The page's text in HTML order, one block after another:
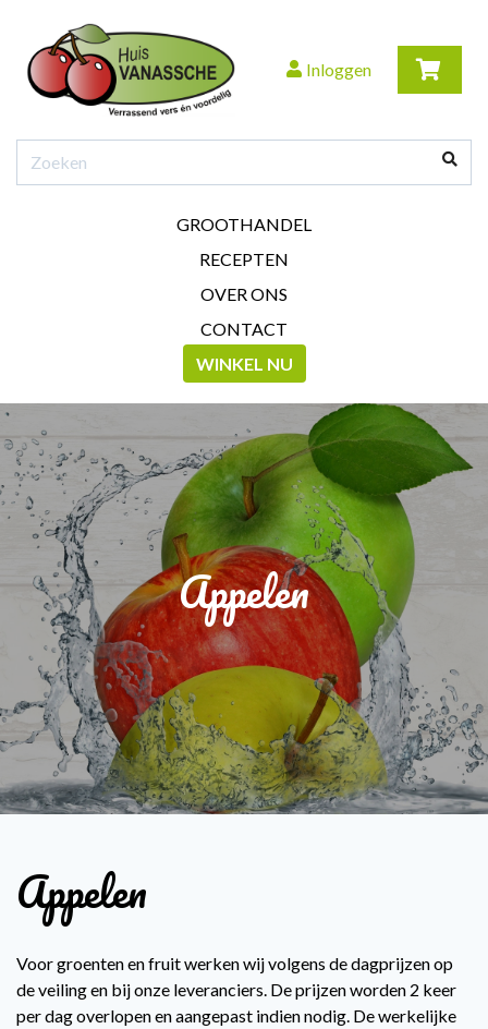
Inloggen
GROOTHANDEL
RECEPTEN
OVER ONS
CONTACT
WINKEL NU
Appelen
Appelen
Voor groenten en fruit werken wij volgens de dagprijzen op
de veiling en bij onze leveranciers. De prijzen worden 2 keer
per dag overlopen en aangepast indien nodig. De werkelijke